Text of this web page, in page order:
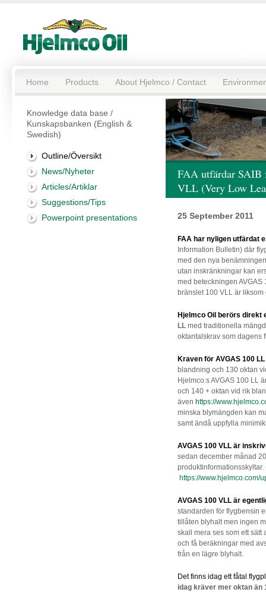
Home Products About Hjelmco / Contact
Knowledge data base /
Kunskapsbanken (English &
Swedish)
Outline/Översikt
News/Nyheter
Articles/Artiklar
Suggestions/Tips
Powerpoint presentations
FAA utfärdar SAIB
VLL (Very Low
25 September 2011
FAA har nyligen utfärdat
Information Bulletin) där
med den nya
utan inskränkningar kan
med beteckningen
bränslet 100 VLL är
Hjelmco Oil berörs direkt
LL med traditionella
oktantalskrav som dagens
Kraven för AVGAS 100
blandning och 130 oktan
Hjelmco:s AVGAS 100 LL
och 140 + oktan vid rik
även https://
minska blymängden kan
samt ändå uppfylla
AVGAS 100 VLL är
sedan december månad
produktinformationsskyltar.
https://www.hjelmco.com/
AVGAS 100 VLL är
standarden för flygbensin
tillåten blyhalt men ingen
skall mera ses som ett sätt
och få beräkningar med
från en lägre blyhalt.
Det finns idag ett fåtal
idag kräver mer oktan än